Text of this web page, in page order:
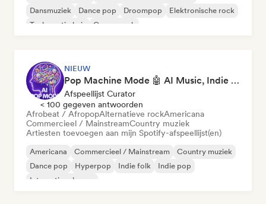
Dansmuziek
Dance pop Droompop
Elektronische rock
Toekomstig huis
Garagerock
NIEUW
Pop Machine Mode 🤖 AI Music, Indie Pop & Dream Pop
Afspeellijst Curator
< 100 gegeven antwoorden
Afrobeat / AfropopAlternatieve rockAmericana
Commercieel / MainstreamCountry muziek
Artiesten toevoegen aan mijn Spotify-afspeellijst(en)
Americana Commercieel / Mainstream
Country muziek
Dance pop
Hyperpop Indie folk
Indie pop
Internationale pop